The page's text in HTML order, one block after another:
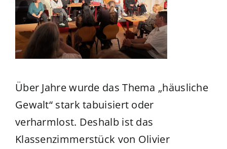
Über Jahre wurde das Thema „häusliche
Gewalt“ stark tabuisiert oder
verharmlost. Deshalb ist das
Klassenzimmerstück von Olivier